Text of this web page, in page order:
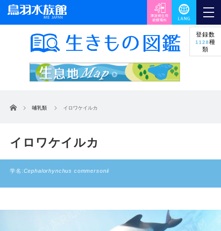
登録数
1128種
類
ホーム 哺乳類 イロワケイルカ
イロワケイルカ
学名:Cephalorhynchus commersonii